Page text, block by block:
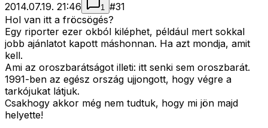
2014.07.19. 21:46
1 #31
Hol van itt a fröcsögés?
Egy riporter ezer okból kiléphet, például mert sokkal
jobb ajánlatot kapott máshonnan. Ha azt mondja, amit
kell.
Ami az oroszbarátságot illeti: itt senki sem oroszbarát.
1991-ben az egész ország ujjongott, hogy végre a
tarkójukat látjuk.
Csakhogy akkor még nem tudtuk, hogy mi jön majd
helyette!